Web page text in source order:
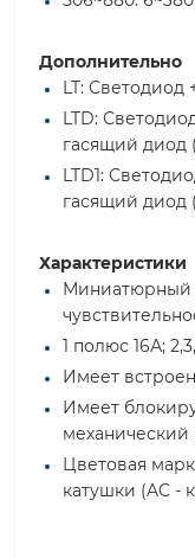
Дополнительно
LT: Светодиод
LTD:
гасящий диод
LTD1:
гасящий диод
Характеристики
Миниатюрный
1 полюс 16А;
Имеет
Имеет
механический
Цветовая
катушки (AC -